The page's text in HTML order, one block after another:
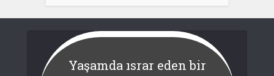
Yaşamda ısrar eden bir